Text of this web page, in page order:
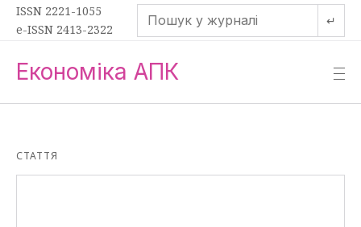
ISSN 2221-1055
e-ISSN 2413-2322
↵
Економіка АПК —
—
—
СТАТТЯ